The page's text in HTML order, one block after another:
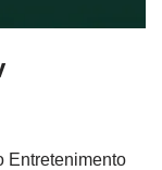
Entretenimento